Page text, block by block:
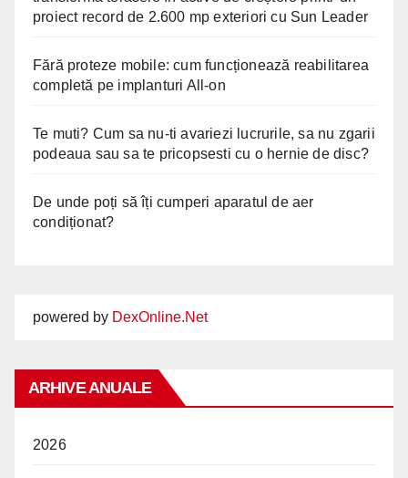
proiect record de 2.600 mp exteriori cu Sun Leader
Fără proteze mobile: cum funcționează reabilitarea
completă pe implanturi All-on
Te muti? Cum sa nu-ti avariezi lucrurile, sa nu zgarii
podeaua sau sa te pricopsesti cu o hernie de disc?
De unde poți să îți cumperi aparatul de aer
condiționat?
powered by DexOnline.Net
ARHIVE ANUALE
2026